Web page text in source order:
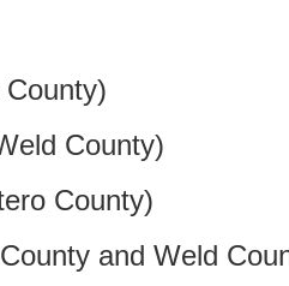
County)
County)
and Weld